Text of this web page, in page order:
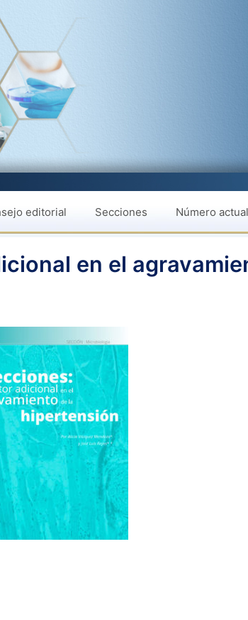
editorial Secciones Número actual
en el